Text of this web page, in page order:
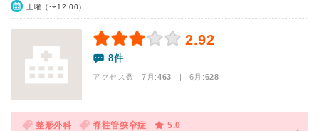
土曜（〜12:00）
2.92
8件
アクセス数 7月:463 | 6月:628
整形外科 脊柱管狭窄症
5.0